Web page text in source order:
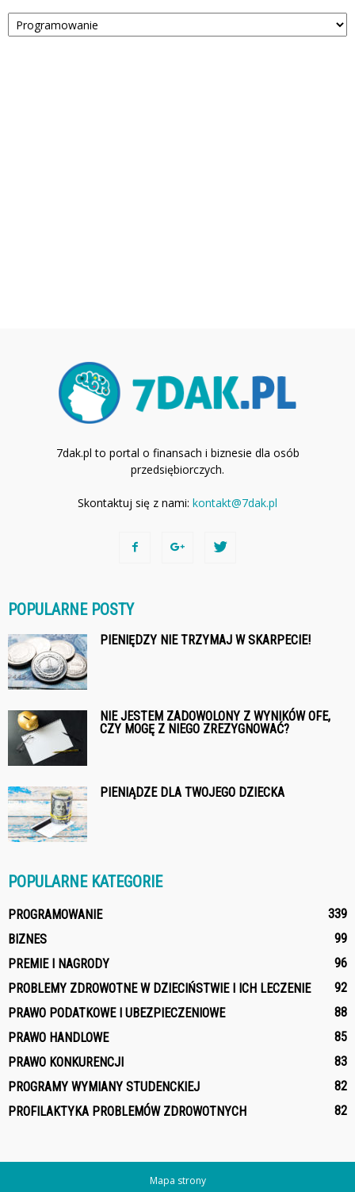
Kategorie
7dak.pl to portal o finansach i biznesie dla osób
przedsiębiorczych.
Skontaktuj się z nami: kontakt@7dak.pl
POPULARNE POSTY
PIENIĘDZY NIE TRZYMAJ W SKARPECIE!
NIE JESTEM ZADOWOLONY Z WYNIKÓW OFE,
CZY MOGĘ Z NIEGO ZREZYGNOWAĆ?
PIENIĄDZE DLA TWOJEGO DZIECKA
POPULARNE KATEGORIE
PROGRAMOWANIE
339
BIZNES
99
PREMIE I NAGRODY
96
PROBLEMY ZDROWOTNE W DZIECIŃSTWIE I ICH LECZENIE
92
PRAWO PODATKOWE I UBEZPIECZENIOWE
88
PRAWO HANDLOWE
85
PRAWO KONKURENCJI
83
PROGRAMY WYMIANY STUDENCKIEJ
82
PROFILAKTYKA PROBLEMÓW ZDROWOTNYCH
82
Mapa strony